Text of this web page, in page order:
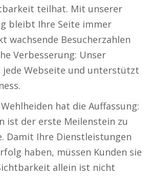
teilhat. Mit unserer
bleibt Ihre Seite immer
wachsende Besucherzahlen
Verbesserung: Unser
Webseite und unterstützt
hat die Auffassung:
ist der erste Meilenstein zu
Damit Ihre Dienstleistungen
haben, müssen Kunden sie
allein ist nicht